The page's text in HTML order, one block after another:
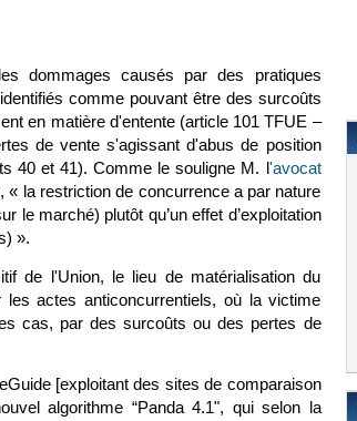
dommages causés par des pratiques
comme pouvant être des surcoûts
en matière d'entente (article 101 TFUE –
de vente s'agissant d'abus de position
40 et 41). Comme le souligne M. l 'avocat
externe)
« la restriction de concurrence a par nature
le marché) plutôt qu’un effet d’exploitation
».
de l'Union, le lieu de matérialisation du
actes anticoncurrentiels, où la victime
cas, par des surcoûts ou des pertes de
[exploitant des sites de comparaison
algorithme “Panda 4.1", qui selon la